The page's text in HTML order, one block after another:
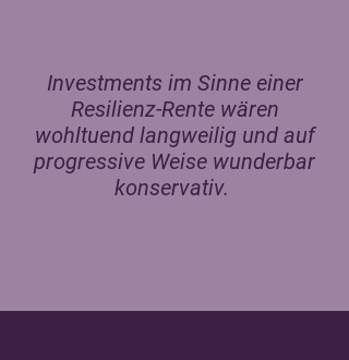
Investments im Sinne einer
Resilienz-Rente wären
wohltuend langweilig und auf
progressive Weise wunderbar
konservativ.